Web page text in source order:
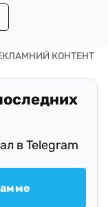
в Telegram